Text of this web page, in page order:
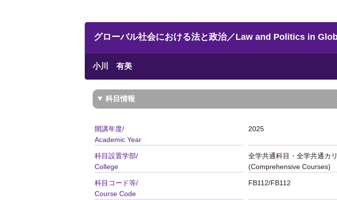
グローバル社会における法と政治／Law and Politics in
小川 有美
科目情報
開講年度/
Academic Year
2025
科目設置学部/
College
全学共通科目・全学共通カ
(Comprehensive Courses)
科目コード等/
Course Code
FB112/FB112